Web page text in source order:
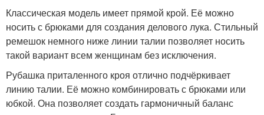
Рубашка в клетку
Классическая модель имеет прямой крой. Её можно
носить с брюками для создания делового лука. Стильный
ремешок немного ниже линии талии позволяет носить
такой вариант всем женщинам без исключения.
Рубашка приталенного кроя отлично подчёркивает
линию талии. Её можно комбинировать с брюками или
юбкой. Она позволяет создать гармоничный баланс